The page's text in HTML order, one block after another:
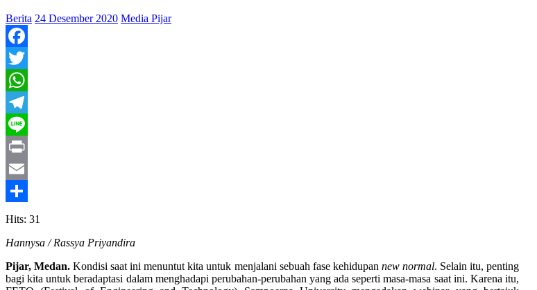
Berita 24 Desember 2020 Media Pijar
Facebook
Twitter
WhatsApp
Telegram
Line
Print
Email
Share
Hits: 31
Hannysa / Rassya Priyandira
Pijar, Medan.Kondisi saat ini menuntut kita untuk menjalani sebuah fase kehidupan new normal. Selain itu, penting
bagi kita untuk beradaptasi dalam menghadapi perubahan-perubahan yang ada seperti masa-masa saat ini. Karena itu,